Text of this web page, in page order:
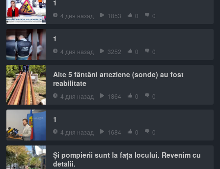
1
4 дня назад 1853 0 0
1
4 дня назад 3252 0 0
Alte 5 fântâni arteziene (sonde) au fost
reabilitate
4 дня назад 1864 0 0
1
4 дня назад 1684 0 0
Și pompierii sunt la fața locului. Revenim cu
detalii.